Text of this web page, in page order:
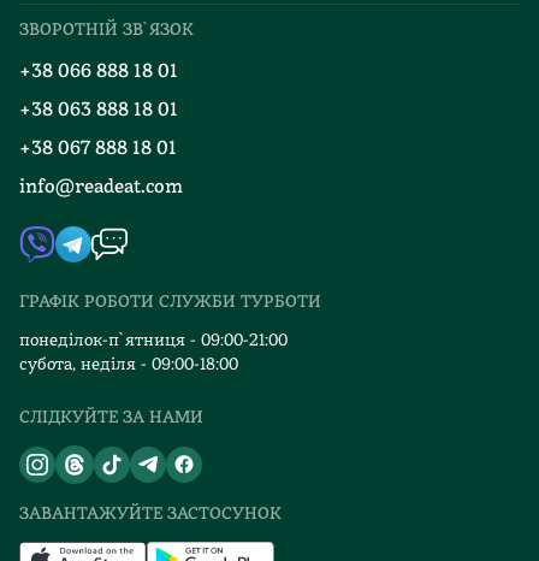
Добірки
Блог
Події
Книгарні
Контакти
Автори
Видавництва
Відгуки та оцінка RDT
Міжнародна доставка
Мапа сайту
ЗВОРОТНІЙ ЗВ`ЯЗОК
+38 066 888 18 01
+38 063 888 18 01
+38 067 888 18 01
info@readeat.com
ГРАФІК РОБОТИ СЛУЖБИ ТУРБОТИ
понеділок-п`ятниця - 09:00-21:00
субота, неділя - 09:00-18:00
СЛІДКУЙТЕ ЗА НАМИ
ЗАВАНТАЖУЙТЕ ЗАСТОСУНОК